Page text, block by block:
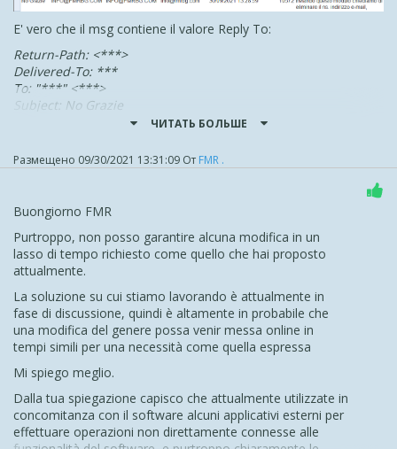
E' vero che il msg contiene il valore Reply To:
Return-Path: <***>
Delivered-To: ***
To: "***" <***>
Subject: No Grazie
X-PHP-Originating-Script: 18102926:class.phpmailer.php
From: "***" <***>
Reply-To: ***
procedure, e sono davvero tantissime.
Direi che la soluzione migliore sarebbe di consentire la
scelta al vs. Cliente, così da poter continuare l'uso come
da precedente release.
Viceversa si tratterebbe di unDANNO e non di un
VANTAGGIOper il vs. Cliente, così costretto ad elaborare
nuove strategie a causa di una vs. scelta del tutto
unilaterale.
Conto su quanto asserito:
"Stiamo inoltre lavorando per migliorare l'etichetta con
cui l'email verrà visualizzata una volta arrivata nel tuo
client di posta così da permettere di vedere l'email del
ЧИТАТЬ БОЛЬШЕ
Размещено 09/30/2021 13:31:09 От FMR .
Buongiorno FMR
Purtroppo, non posso garantire alcuna modifica in un
lasso di tempo richiesto come quello che hai proposto
attualmente.
La soluzione su cui stiamo lavorando è attualmente in
fase di discussione, quindi è altamente in probabile che
una modifica del genere possa venir messa online in
tempi simili per una necessità come quella espressa
Mi spiego meglio.
Dalla tua spiegazione capisco che attualmente utilizzate in
concomitanza con il software alcuni applicativi esterni per
effettuare operazioni non direttamente connesse alle